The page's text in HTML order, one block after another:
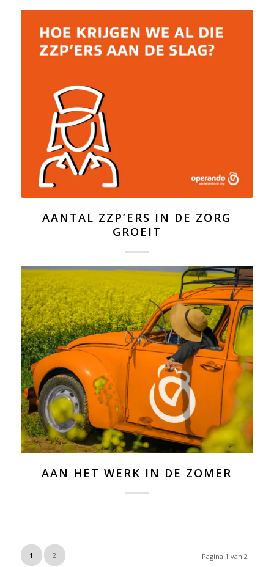
AANTAL ZZP’ERS IN DE ZORG
GROEIT
AAN HET WERK IN DE ZOMER
Pagina 1 van 2
1 2